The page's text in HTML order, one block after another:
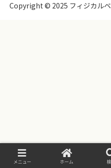
Copyright © 2025 フィジカル
メニュー ホーム